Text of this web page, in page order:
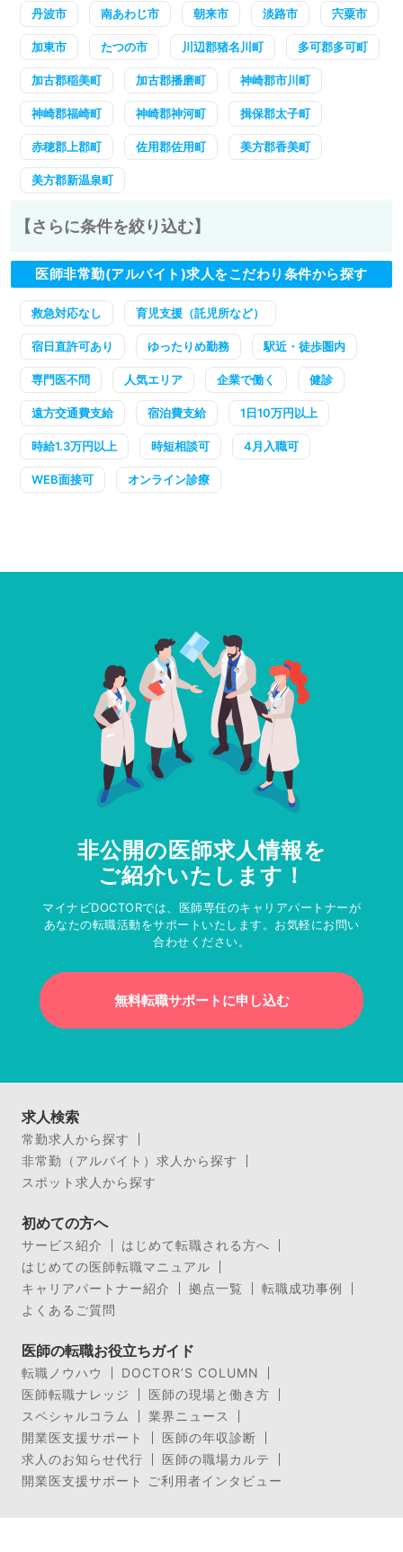
丹波市 南あわじ市 朝来市 淡路市 宍粟市
加東市 たつの市 川辺郡猪名川町 多可郡多可町
加古郡稲美町 加古郡播磨町 神崎郡市川町
神崎郡福崎町 神崎郡神河町 揖保郡太子町
赤穂郡上郡町 佐用郡佐用町 美方郡香美町
美方郡新温泉町
【さらに条件を絞り込む】
医師非常勤(アルバイト)求人をこだわり条件から探す
救急対応なし 育児支援（託児所など）
宿日直許可あり ゆったりめ勤務 駅近・徒歩圏内
専門医不問 人気エリア 企業で働く 健診
遠方交通費支給 宿泊費支給 1日10万円以上
時給1.3万円以上 時短相談可 4月入職可
WEB面接可 オンライン診療
非公開の医師求人情報を
ご紹介いたします！
マイナビDOCTORでは、医師専任のキャリアパートナーが
あなたの転職活動をサポートいたします。お気軽にお問い
合わせください。
無料転職サポートに申し込む
求人検索
常勤求人から探す
非常勤（アルバイト）求人から探す
スポット求人から探す
初めての方へ
サービス紹介
はじめて転職される方へ
はじめての医師転職マニュアル
キャリアパートナー紹介
拠点一覧
転職成功事例
よくあるご質問
医師の転職お役立ちガイド
転職ノウハウ
DOCTOR’S COLUMN
医師転職ナレッジ
医師の現場と働き方
スペシャルコラム
業界ニュース
開業医支援サポート
医師の年収診断
求人のお知らせ代行
医師の職場カルテ
開業医支援サポート ご利用者インタビュー